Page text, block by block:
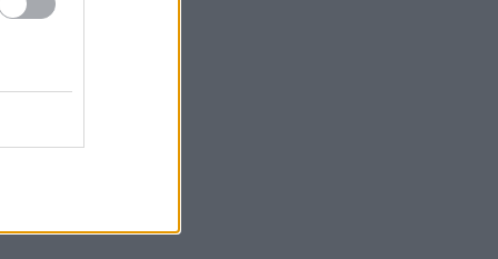
που θα
όμορφο χώρο
σας έχουμε
για τις
θρανία